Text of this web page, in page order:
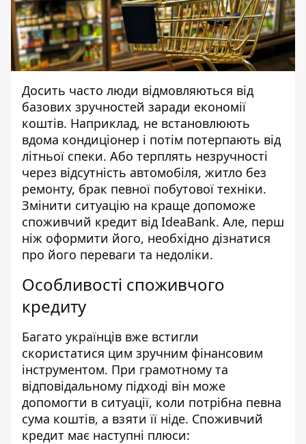
Досить часто люди відмовляються від
базових зручностей заради економії
коштів. Наприклад, не встановлюють
вдома кондиціонер і потім потерпають від
літньої спеки. Або терплять незручності
через відсутність автомобіля, житло без
ремонту, брак певної побутової техніки.
Змінити ситуацію на краще допоможе
споживчий кредит від IdeaBank. Але, перш
ніж оформити його, необхідно дізнатися
про його переваги та недоліки.
Особливості споживчого
кредиту
Багато українців вже встигли
скористатися цим зручним фінансовим
інструментом. При грамотному та
відповідальному підході він може
допомогти в ситуації, коли потрібна певна
сума коштів, а взяти її ніде. Споживчий
кредит має наступні плюси: